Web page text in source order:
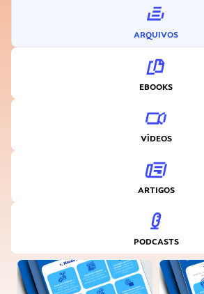
ARQUIVOS
EBOOKS
VÍDEOS
ARTIGOS
PODCASTS